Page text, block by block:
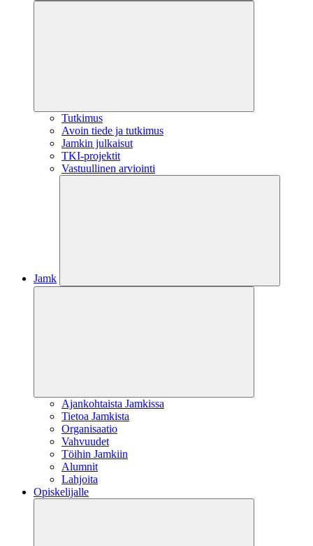
Tutkimus
Avoin tiede ja tutkimus
Jamkin julkaisut
TKI-projektit
Vastuullinen arviointi
Jamk
Ajankohtaista Jamkissa
Tietoa Jamkista
Organisaatio
Vahvuudet
Töihin Jamkiin
Alumnit
Lahjoita
Opiskelijalle